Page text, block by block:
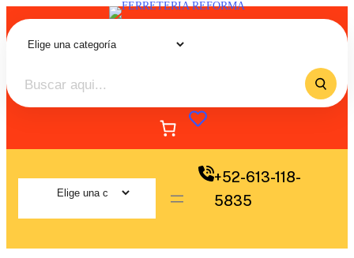
+52-613-118-
5835